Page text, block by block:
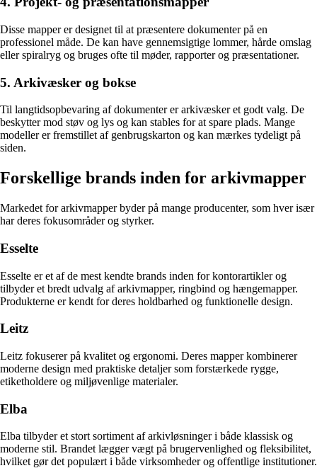
Disse mapper er designet til at præsentere dokumenter på en
professionel måde. De kan have gennemsigtige lommer, hårde omslag
eller spiralryg og bruges ofte til møder, rapporter og præsentationer.
5. Arkivæsker og bokse
Til langtidsopbevaring af dokumenter er arkivæsker et godt valg. De
beskytter mod støv og lys og kan stables for at spare plads. Mange
modeller er fremstillet af genbrugskarton og kan mærkes tydeligt på
siden.
Forskellige brands inden for arkivmapper
Markedet for arkivmapper byder på mange producenter, som hver især
har deres fokusområder og styrker.
Esselte
Esselte er et af de mest kendte brands inden for kontorartikler og
tilbyder et bredt udvalg af arkivmapper, ringbind og hængemapper.
Produkterne er kendt for deres holdbarhed og funktionelle design.
Leitz
Leitz fokuserer på kvalitet og ergonomi. Deres mapper kombinerer
moderne design med praktiske detaljer som forstærkede rygge,
etiketholdere og miljøvenlige materialer.
Elba
Elba tilbyder et stort sortiment af arkivløsninger i både klassisk og
moderne stil. Brandet lægger vægt på brugervenlighed og fleksibilitet,
hvilket gør det populært i både virksomheder og offentlige institutioner.